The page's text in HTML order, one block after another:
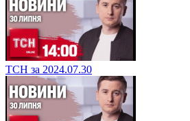
ТСН за 2024.07.30